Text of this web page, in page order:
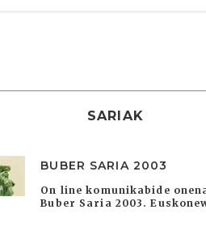
SARIAK
BUBER SARIA 2003
On line komunikabide
Buber Saria 2003.